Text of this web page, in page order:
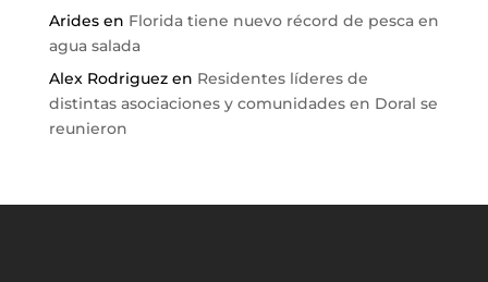
Aridesen Florida tiene nuevo récord de pesca en
agua salada
Alex Rodriguezen Residentes líderes de
distintas asociaciones y comunidades en Doral se
reunieron